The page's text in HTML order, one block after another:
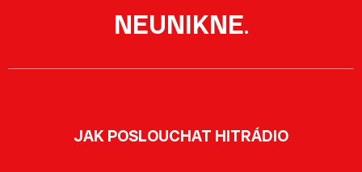
NEUNIKNE.
JAK POSLOUCHAT HITRÁDIO